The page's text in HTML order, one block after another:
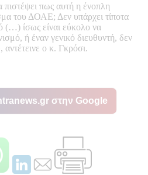
πιστέψει πως αυτή η ένοπλη
του ΔΟΑΕ; Δεν υπάρχει τίποτα
(…) ίσως είναι εύκολο να
ή έναν γενικό διευθυντή, δεν
αντέτεινε ο κ. Γκρόσι.
στην Google